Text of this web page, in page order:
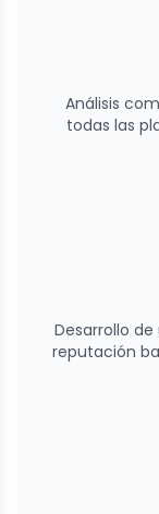
Análisis
todas las
Desarrollo
reputación